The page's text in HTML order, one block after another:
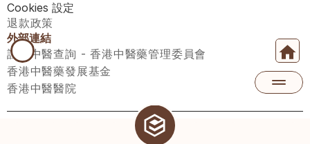
Cookies 設定
退款政策
外部連結
註冊中醫查詢 - 香港中醫藥管理委員會
香港中醫藥發展基金
香港中醫醫院
醫師匯有限公司 ECWAY LIMITED Copyright 2026© All rights